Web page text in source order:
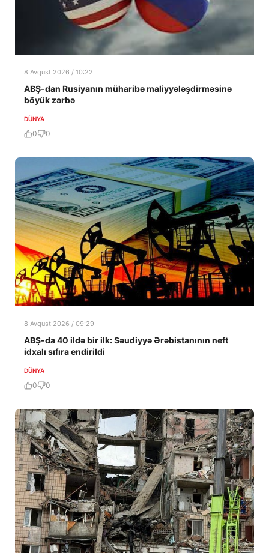
8 Avqust 2026 / 10:22
ABŞ-dan Rusiyanın müharibə maliyyələşdirməsinə
böyük zərbə
DÜNYA
0 0
8 Avqust 2026 / 09:29
ABŞ-da 40 ildə bir ilk: Səudiyyə Ərəbistanının neft
idxalı sıfıra endirildi
DÜNYA
0 0